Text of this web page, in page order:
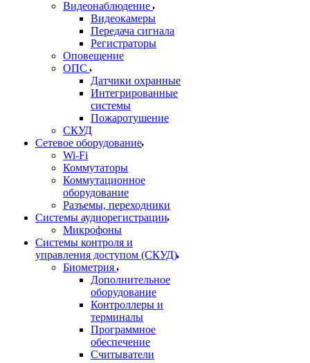
Видеонаблюдение
Видеокамеры
Передача сигнала
Регистраторы
Оповещение
ОПС
Датчики охранные
Интегрированные
системы
Пожаротушение
СКУД
Сетевое оборудование
Wi-Fi
Коммутаторы
Коммутационное
оборудование
Разъемы, переходники
Системы аудиорегистрации
Микрофоны
Системы контроля и
управления доступом (СКУД)
Биометрия
Дополнительное
оборудование
Контроллеры и
терминалы
Программное
обеспечение
Считыватели